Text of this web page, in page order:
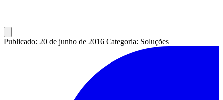
Publicado: 20 de junho de 2016 Categoria: Soluções